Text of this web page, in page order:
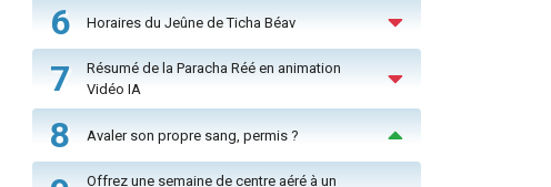
6 Horaires du Jeûne de Ticha Béav
7
Résumé de la Paracha Réé en animation
Vidéo IA
8 Avaler son propre sang, permis ?
Offrez une semaine de centre aéré à un